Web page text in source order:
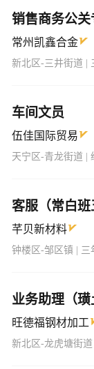
销售商务公关
常州凯鑫合金
新北区-三井街道 |
车间文员
伍佳国际贸易
天宁区-青龙街道 |
客服（常白班
芊贝新材料
钟楼区-邹区镇 | 三
业务助理（璜
旺德福钢材加工
新北区-龙虎塘街